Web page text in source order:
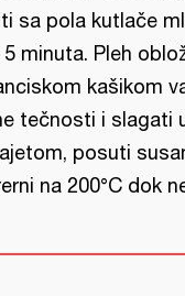
sa pola kutlače
5 minuta. Pleh
kašikom
tečnosti i slagati
posuti
na 200°C dok